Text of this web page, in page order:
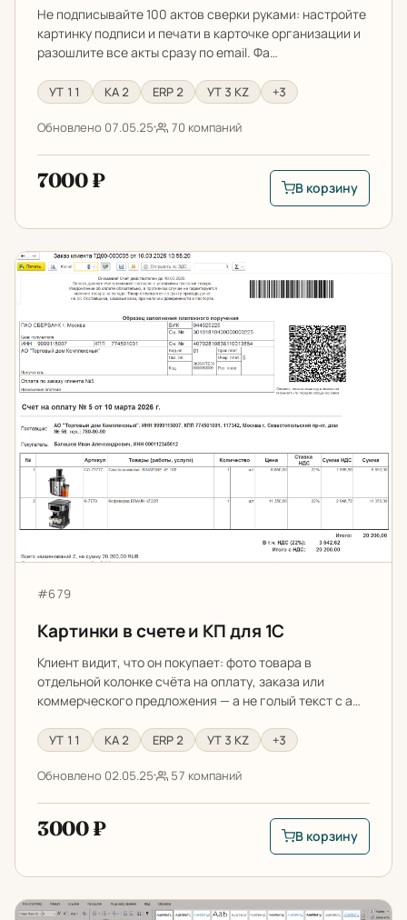
Не подписывайте 100 актов сверки руками: настройте
картинку подписи и печати в карточке организации и
разошлите все акты сразу по email. Фа…
УТ 11 КА 2 ERP 2 УТ 3 KZ +3
Обновлено 07.05.25 70 компаний
7000 ₽
В корзину:
В корзину
Картинки в счете и КП для 1С
Артикул:
#679
Картинки в счете и КП для 1С
Клиент видит, что он покупает: фото товара в
отдельной колонке счёта на оплату, заказа или
коммерческого предложения — а не голый текст с а…
УТ 11 КА 2 ERP 2 УТ 3 KZ +3
Обновлено 02.05.25 57 компаний
3000 ₽
В корзину:
В корзину